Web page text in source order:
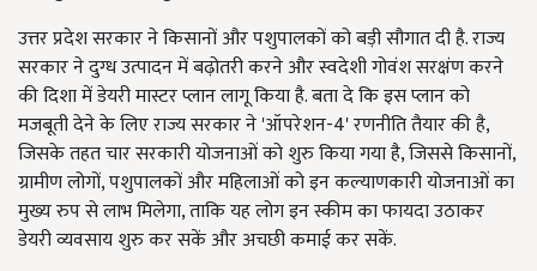
उत्तर प्रदेश सरकार ने किसानों और पशुपालकों को बड़ी सौगात दी है. राज्य
सरकार ने दुग्ध उत्पादन में बढ़ोतरी करने और स्वदेशी गोवंश सरक्षंण करने
की दिशा में डेयरी मास्टर प्लान लागू किया है. बता दे कि इस प्लान को
मजबूती देने के लिए राज्य सरकार ने 'ऑपरेशन-4' रणनीति तैयार की है,
जिसके तहत चार सरकारी योजनाओं को शुरु किया गया है, जिससे किसानों,
ग्रामीण लोगों, पशुपालकों और महिलाओं को इन कल्याणकारी योजनाओं का
मुख्य रुप से लाभ मिलेगा, ताकि यह लोग इन स्कीम का फायदा उठाकर
डेयरी व्यवसाय शुरु कर सकें और अचछी कमाई कर सकें.